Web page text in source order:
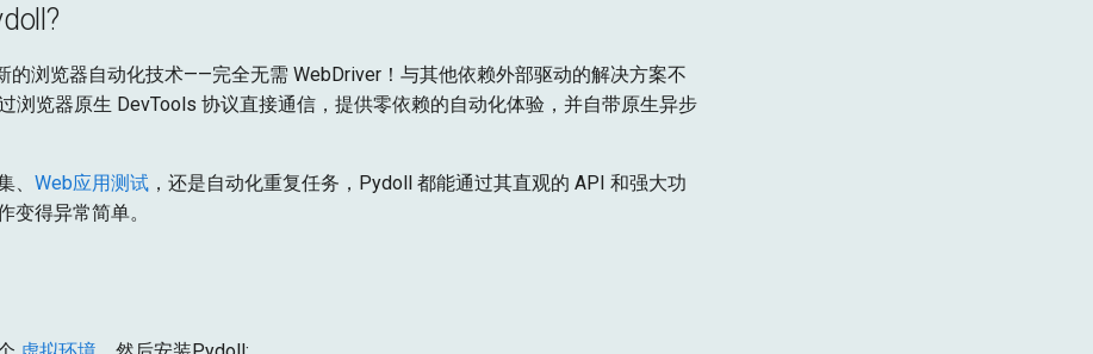
的浏览器自动化技术——完全无需 WebDriver！与其他依赖外部驱动的解决方案不
浏览器原生 DevTools 协议直接通信，提供零依赖的自动化体验，并自带原生异步
、 Web应用测试 ，还是自动化重复任务，Pydoll 都能通过其直观的 API 和强大功
变得异常简单。